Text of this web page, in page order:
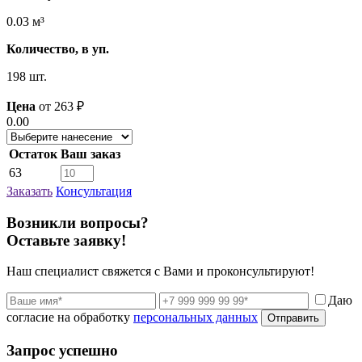
0.03 м³
Количество, в уп.
198 шт.
Цена от 263 ₽
0.00
Остаток Ваш заказ
63
Заказать Консультация
Возникли вопросы?
Оставьте заявку!
Наш специалист свяжется с Вами и проконсультируют!
Даю
согласие на обработку персональных данных Отправить
Запрос успешно